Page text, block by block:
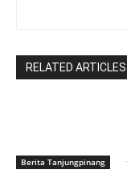
RELATED ARTICLES
Berita Tanjungpinang